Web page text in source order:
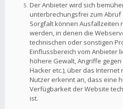
Der Anbieter wird sich
unterbrechungsfrei zum
Sorgfalt können Ausfallzeiten
werden, in denen die
technischen oder sonstigen
Einflussbereich vom Anbieter
höhere Gewalt, Angriffe
Hacker etc.), über das
Nutzer erkennt an, dass eine
Verfügbarkeit der Website
ist.